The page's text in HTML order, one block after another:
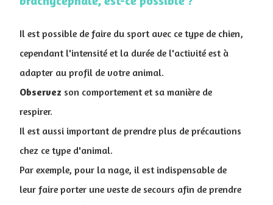
Il est possible de faire du sport avec ce type de chien,
cependant l'intensité et la durée de l'activité est à
adapter au profil de votre animal.
Observez son comportement et sa manière de
respirer.
Il est aussi important de prendre plus de précautions
chez ce type d'animal.
Par exemple, pour la nage, il est indispensable de
leur faire porter une veste de secours afin de prendre